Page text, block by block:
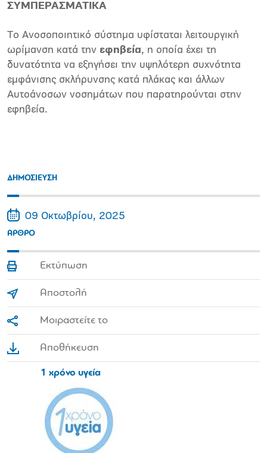
ΣΥΜΠΕΡΑΣΜΑΤΙΚΑ
Το Ανοσοποιητικό σύστημα υφίσταται λειτουργική
ωρίμανση κατά την εφηβεία, η οποία έχει τη
δυνατότητα να εξηγήσει την υψηλότερη συχνότητα
εμφάνισης σκλήρυνσης κατά πλάκας και άλλων
Αυτοάνοσων νοσημάτων που παρατηρούνται στην
εφηβεία.
ΔΗΜΟΣΙΕΥΣΗ
09 Οκτωβρίου, 2025
ΑΡΘΡΟ
Εκτύπωση
Αποστολή
Μοιραστείτε το
Αποθήκευση
1 χρόνο υγεία